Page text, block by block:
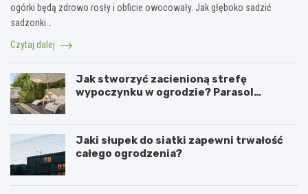
ogórki będą zdrowo rosły i obficie owocowały. Jak głęboko sadzić
sadzonki…
Czytaj dalej
Jak stworzyć zacienioną strefę
wypoczynku w ogrodzie? Parasol
Jaki słupek do siatki zapewni trwałość
całego ogrodzenia?